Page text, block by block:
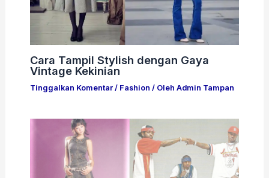
Cara Tampil Stylish dengan Gaya
Vintage Kekinian
Tinggalkan Komentar / Fashion / Oleh Admin Tampan